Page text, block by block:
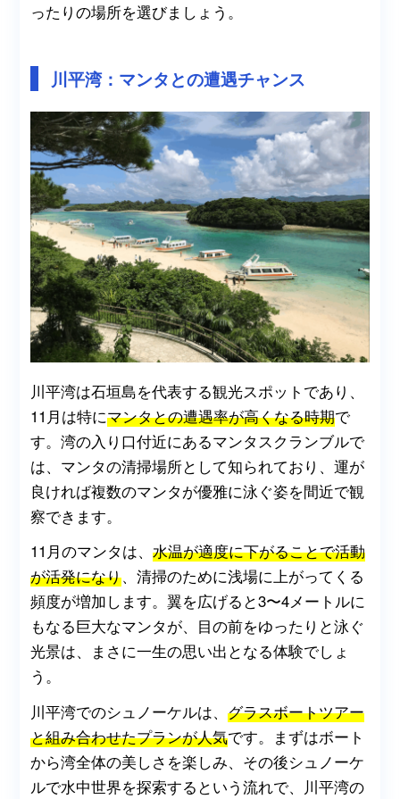
ったりの場所を選びましょう。
川平湾：マンタとの遭遇チャンス
川平湾は石垣島を代表する観光スポットであり、
11月は特にマンタとの遭遇率が高くなる時期で
す。湾の入り口付近にあるマンタスクランブルで
は、マンタの清掃場所として知られており、運が
良ければ複数のマンタが優雅に泳ぐ姿を間近で観
察できます。
11月のマンタは、水温が適度に下がることで活動
が活発になり、清掃のために浅場に上がってくる
頻度が増加します。翼を広げると3〜4メートルに
もなる巨大なマンタが、目の前をゆったりと泳ぐ
光景は、まさに一生の思い出となる体験でしょ
う。
川平湾でのシュノーケルは、グラスボートツアー
と組み合わせたプランが人気です。まずはボート
から湾全体の美しさを楽しみ、その後シュノーケ
ルで水中世界を探索するという流れで、川平湾の